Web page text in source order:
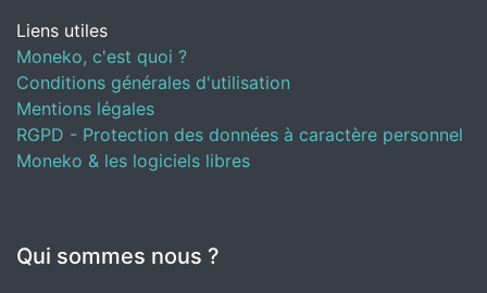
Liens utiles
Moneko, c'est quoi ?
Conditions générales d'utilisation
Mentions légales
RGPD - Protection des données à caractère personnel
Moneko & les logiciels libres
Qui sommes nous ?